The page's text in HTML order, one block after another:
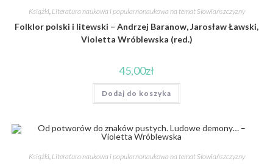
Książki, Literatura naukowa i popularnonaukowa na temat Słowiańszczyzny
Folklor polski i litewski – Andrzej Baranow, Jarosław Ławski,
Violetta Wróblewska (red.)
45,00zł
Dodaj do koszyka
Książki, Literatura naukowa i popularnonaukowa na temat Słowiańszczyzny